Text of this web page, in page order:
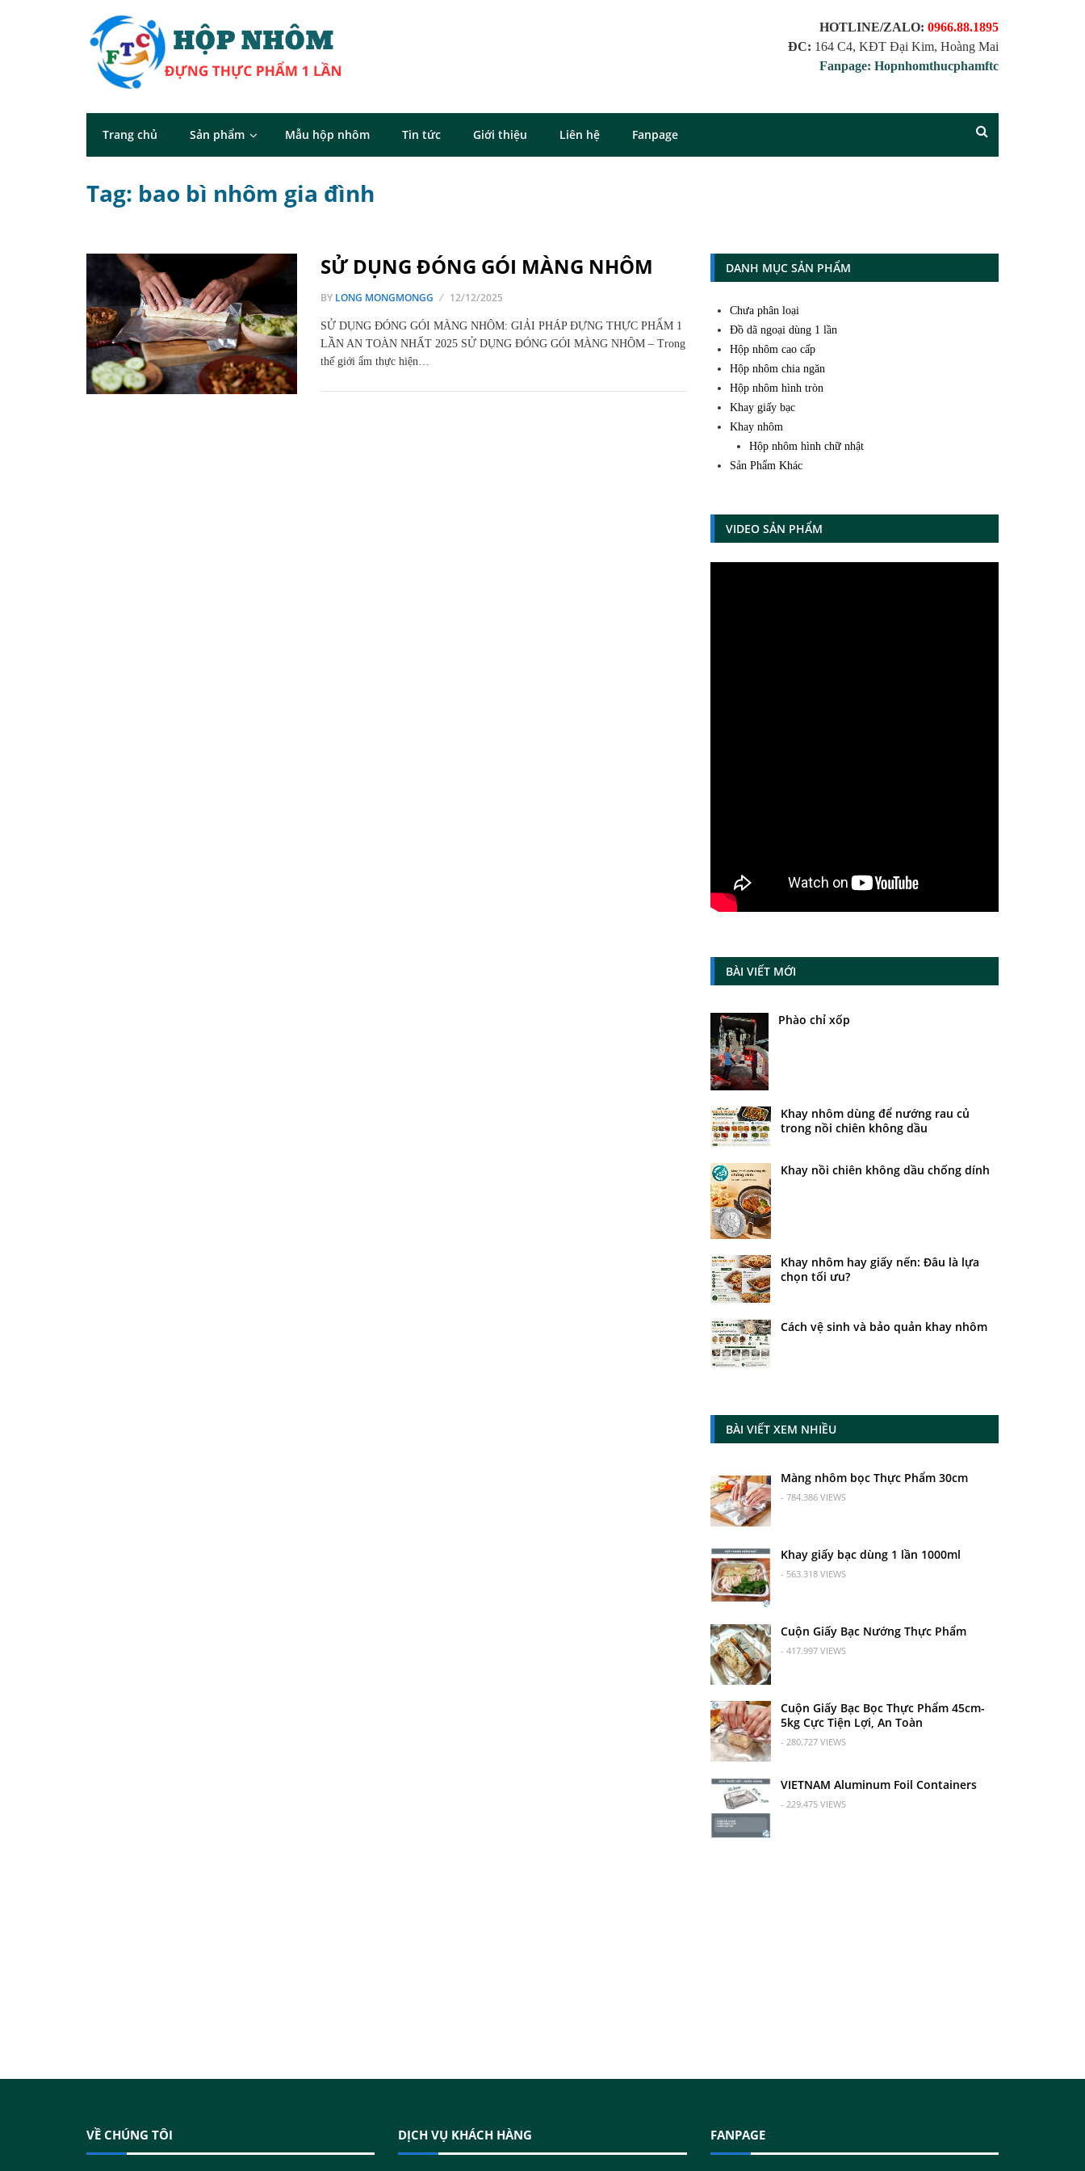
HOTLINE/ZALO: 0966.88.1895
ĐC: 164 C4, KĐT Đại Kim, Hoàng Mai
Fanpage: Hopnhomthucphamftc
Trang chủ Sản phẩm Mẫu hộp nhôm Tin tức Giới thiệu Liên hệ Fanpage
Tag: bao bì nhôm gia đình
SỬ DỤNG ĐÓNG GÓI MÀNG NHÔM
BY LONG MONGMONGG 12/12/2025
SỬ DỤNG ĐÓNG GÓI MÀNG NHÔM: GIẢI PHÁP ĐỰNG THỰC PHẨM 1
LẦN AN TOÀN NHẤT 2025 SỬ DỤNG ĐÓNG GÓI MÀNG NHÔM – Trong
thế giới ẩm thực hiện…
DANH MỤC SẢN PHẨM
Chưa phân loại
Đồ dã ngoại dùng 1 lần
Hộp nhôm cao cấp
Hộp nhôm chia ngăn
Hộp nhôm hình tròn
Khay giấy bạc
Khay nhôm
Hộp nhôm hình chữ nhật
Sản Phẩm Khác
VIDEO SẢN PHẨM
BÀI VIẾT MỚI
Phào chỉ xốp
Khay nhôm dùng để nướng rau củ
trong nồi chiên không dầu
Khay nồi chiên không dầu chống dính
Khay nhôm hay giấy nến: Đâu là lựa
chọn tối ưu?
Cách vệ sinh và bảo quản khay nhôm
BÀI VIẾT XEM NHIỀU
Màng nhôm bọc Thực Phẩm 30cm
- 784.386 VIEWS
Khay giấy bạc dùng 1 lần 1000ml
- 563.318 VIEWS
Cuộn Giấy Bạc Nướng Thực Phẩm
- 417.997 VIEWS
Cuộn Giấy Bạc Bọc Thực Phẩm 45cm-
5kg Cực Tiện Lợi, An Toàn
- 280.727 VIEWS
VIETNAM Aluminum Foil Containers
- 229.475 VIEWS
VỀ CHÚNG TÔI DỊCH VỤ KHÁCH HÀNG FANPAGE